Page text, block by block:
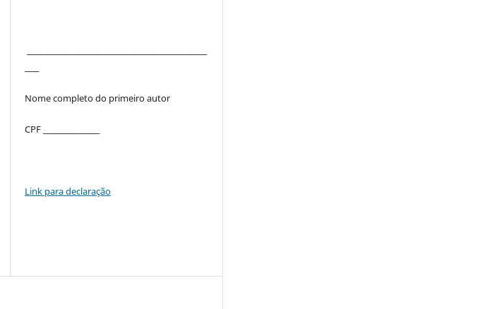
Nome completo do primeiro autor
CPF ________________
Link para declaração